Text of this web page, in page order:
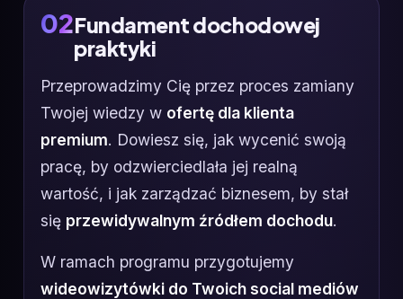
02Fundament dochodowej
praktyki
Przeprowadzimy Cię przez proces zamiany
Twojej wiedzy w ofertę dla klienta
premium. Dowiesz się, jak wycenić swoją
pracę, by odzwierciedlała jej realną
wartość, i jak zarządzać biznesem, by stał
się przewidywalnym źródłem dochodu.
W ramach programu przygotujemy
wideowizytówki do Twoich social mediów